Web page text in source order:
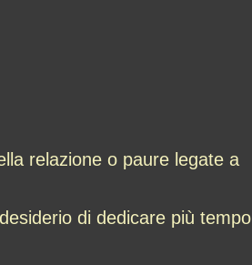
relazione o paure legate a
di dedicare più tempo